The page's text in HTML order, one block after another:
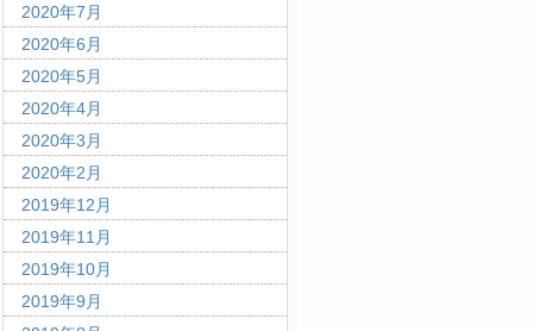
2020年7月
2020年6月
2020年5月
2020年4月
2020年3月
2020年2月
2019年12月
2019年11月
2019年10月
2019年9月